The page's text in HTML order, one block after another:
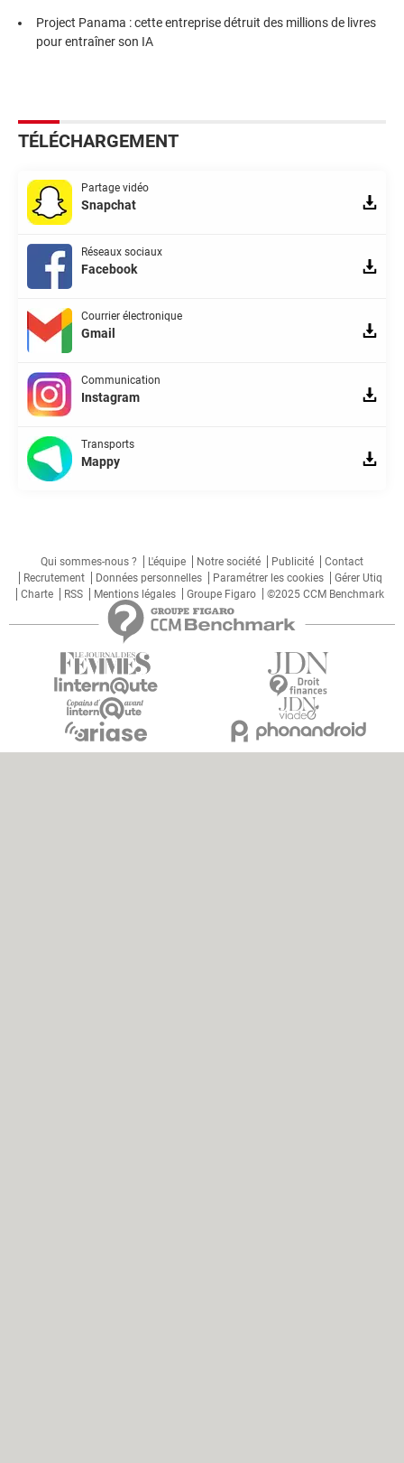
Project Panama : cette entreprise détruit des millions de livres
pour entraîner son IA
TÉLÉCHARGEMENT
Partage vidéo
Snapchat
Réseaux sociaux
Facebook
Courrier électronique
Gmail
Communication
Instagram
Transports
Mappy
Qui sommes-nous ? L'équipe Notre société Publicité
Contact
Recrutement
Données personnelles Paramétrer les cookies
Gérer Utiq
Charte
RSS Mentions légales Groupe Figaro ©2025 CCM Benchmark